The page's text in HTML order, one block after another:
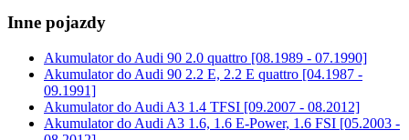
Inne pojazdy
Akumulator do Audi 90 2.0 quattro [08.1989 - 07.1990]
Akumulator do Audi 90 2.2 E, 2.2 E quattro [04.1987 -
09.1991]
Akumulator do Audi A3 1.4 TFSI [09.2007 - 08.2012]
Akumulator do Audi A3 1.6, 1.6 E-Power, 1.6 FSI [05.2003 -